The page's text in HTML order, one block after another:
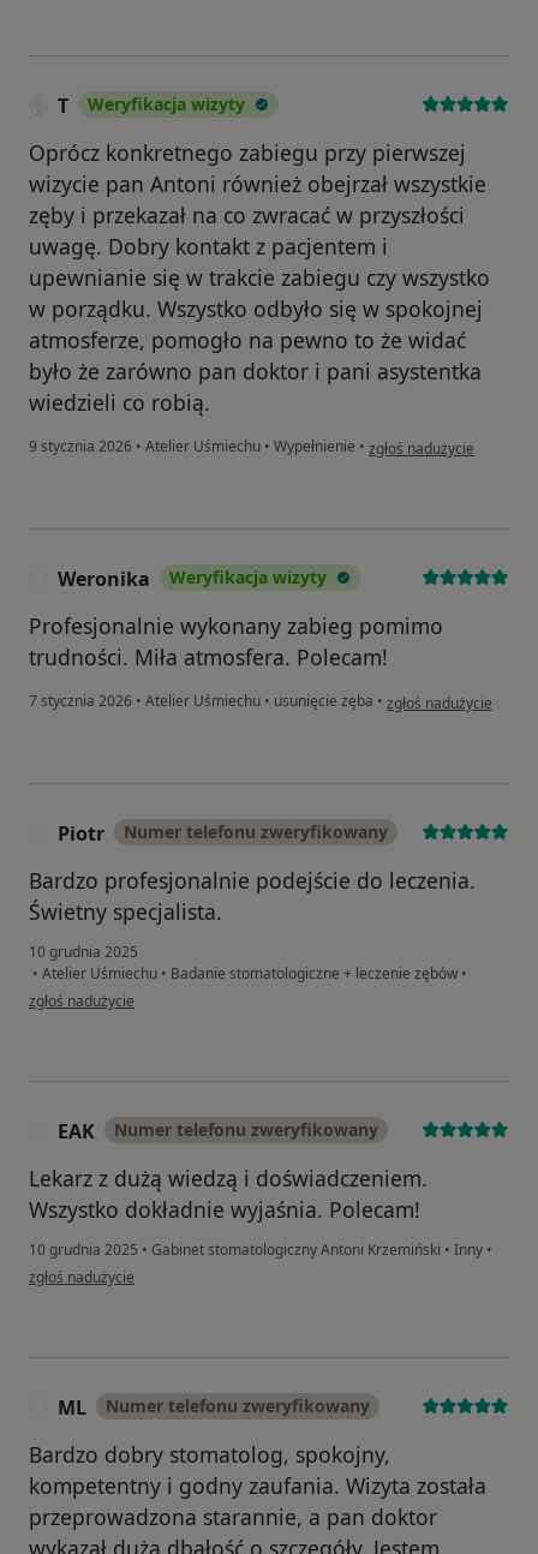
T Weryfikacja wizyty
Oprócz konkretnego zabiegu przy pierwszej
wizycie pan Antoni również obejrzał wszystkie
zęby i przekazał na co zwracać w przyszłości
uwagę. Dobry kontakt z pacjentem i
upewnianie się w trakcie zabiegu czy wszystko
w porządku. Wszystko odbyło się w spokojnej
atmosferze, pomogło na pewno to że widać
było że zarówno pan doktor i pani asystentka
wiedzieli co robią.
9 stycznia 2026 • Atelier Uśmiechu • Wypełnienie • w opinii użytkownika T
zgłoś nadużycie
Weronika Weryfikacja wizyty
Profesjonalnie wykonany zabieg pomimo
trudności. Miła atmosfera. Polecam!
7 stycznia 2026 • Atelier Uśmiechu • usunięcie zęba • w opinii użytkownika
zgłoś nadużycie
Piotr Numer telefonu zweryfikowany
Bardzo profesjonalnie podejście do leczenia.
Świetny specjalista.
10 grudnia 2025
• Atelier Uśmiechu • Badanie stomatologiczne + leczenie zębów •
w opinii użytkownika Piotr
zgłoś nadużycie
EAK Numer telefonu zweryfikowany
Lekarz z dużą wiedzą i doświadczeniem.
Wszystko dokładnie wyjaśnia. Polecam!
10 grudnia 2025 • Gabinet stomatologiczny Antoni Krzemiński • Inny •
w opinii użytkownika EAK
zgłoś nadużycie
ML Numer telefonu zweryfikowany
Bardzo dobry stomatolog, spokojny,
kompetentny i godny zaufania. Wizyta została
przeprowadzona starannie, a pan doktor
wykazał dużą dbałość o szczegóły. Jestem